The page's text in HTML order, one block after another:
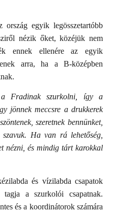
ország egyik legösszetartóbb
nézik őket, közéjük nem
ennek ellenére az egyik
arra, ha a B-középben
a Fradinak szurkolni, így a
jönnek meccsre a drukkerek
szeretnek bennünket,
Ha van rá lehetőség,
nézni, és mindig tárt karokkal
és vízilabda csapatok
a szurkolói csapatnak.
és a koordinátorok számára